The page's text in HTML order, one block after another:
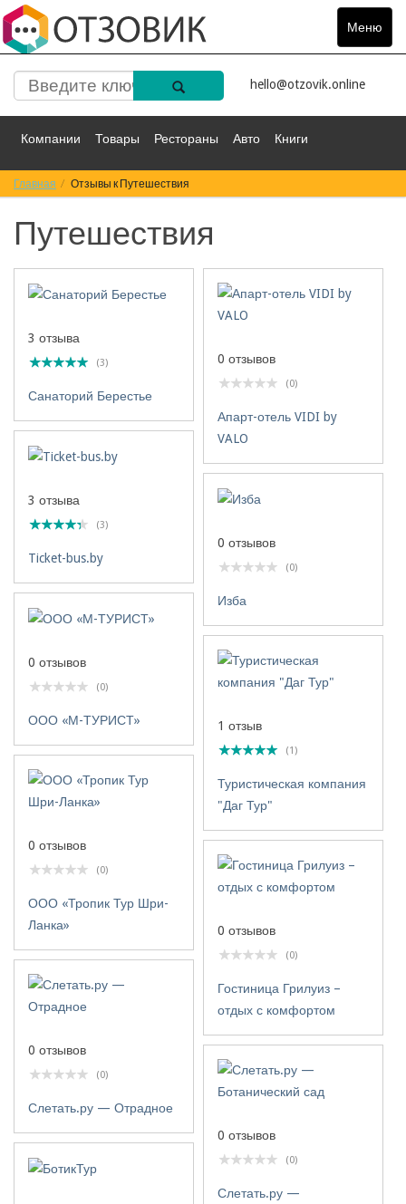
Меню
Toggle
hello@otzovik.online
Компании Товары Рестораны Авто Книги
Спорт Фильмы Деньги
Красота Здоровье Остальное
Главная Отзывы к Путешествия
Путешествия
3 отзыва
(3)
Санаторий Берестье
0 отзывов
(0)
Апарт-отель VIDI by
VALO
3 отзыва
(3)
Ticket-bus.by
0 отзывов
(0)
Изба
0 отзывов
(0)
ООО «М-ТУРИСТ» 1 отзыв
(1)
Туристическая компания
"Даг Тур"
0 отзывов
(0)
ООО «Тропик Тур Шри-
Ланка»
0 отзывов
(0)
Гостиница Грилуиз –
отдых с комфортом
0 отзывов
(0)
Слетать.ру — Отрадное
0 отзывов
(0)
Слетать.ру —